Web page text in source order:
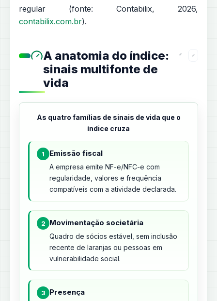
regular (fonte: Contabilix, 2026,
contabilix.com.br).
A anatomia do índice:
sinais multifonte de
vida
As quatro famílias de sinais de vida que o
índice cruza
1 Emissão fiscal
A empresa emite NF-e/NFC-e com
regularidade, valores e frequência
compatíveis com a atividade declarada.
2 Movimentação societária
Quadro de sócios estável, sem inclusão
recente de laranjas ou pessoas em
vulnerabilidade social.
3 Presença